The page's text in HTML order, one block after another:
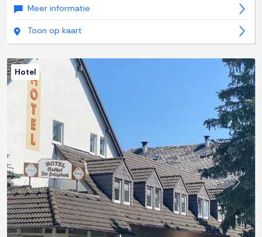
Meer informatie
Toon op kaart
Previous Next
Hotel